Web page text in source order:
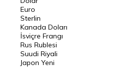
Pound Kuru
Frank Kuru
Riyal Kuru
Avustralya Doları
Euro
Sterlin
Kanada Doları
İsviçre Frangı
Rus Rublesi
Suudi Riyali
Japon Yeni